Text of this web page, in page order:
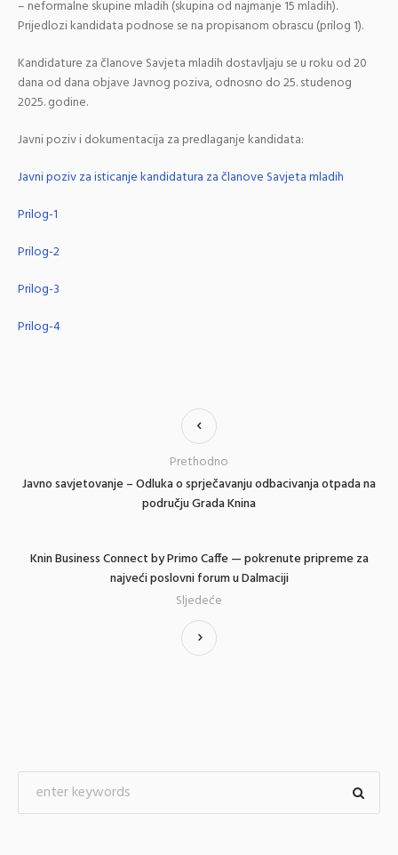
– neformalne skupine mladih (skupina od najmanje 15 mladih).
Prijedlozi kandidata podnose se na propisanom obrascu (prilog 1).
Kandidature za članove Savjeta mladih dostavljaju se u roku od 20
dana od dana objave Javnog poziva, odnosno do 25. studenog
2025. godine.
Javni poziv i dokumentacija za predlaganje kandidata:
Javni poziv za isticanje kandidatura za članove Savjeta mladih
Prilog-1
Prilog-2
Prilog-3
Prilog-4
Javno savjetovanje – Odluka o sprječavanju odbacivanja otpada na
području Grada Knina
Prethodno
Knin Business Connect by Primo Caffe — pokrenute pripreme za
najveći poslovni forum u Dalmaciji
Sljedeće